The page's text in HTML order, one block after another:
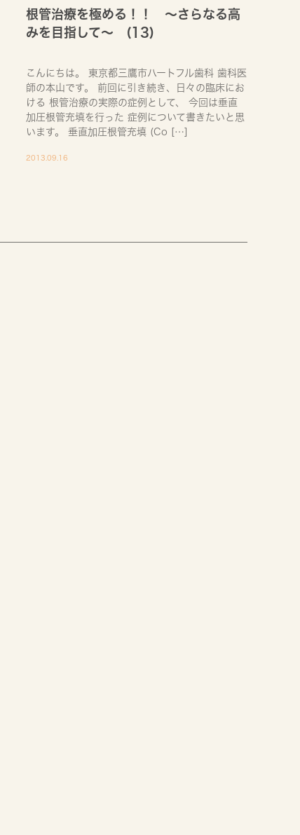
根管治療を極める！！ ～さらなる高
みを目指して～ (13)
こんにちは。 東京都三鷹市ハートフル歯科 歯科医
師の本山です。 前回に引き続き、日々の臨床にお
ける 根管治療の実際の症例として、 今回は垂直
加圧根管充填を行った 症例について書きたいと思
います。 垂直加圧根管充填 (Co […]
2013.09.16